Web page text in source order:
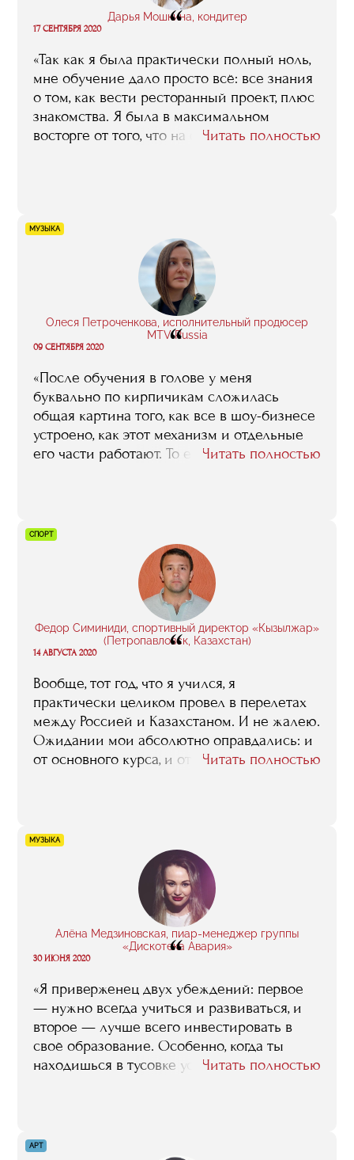
Дарья Мошкина, кондитер
“
17 СЕНТЯБРЯ 2020
«Так как я была практически полный ноль,
мне обучение дало просто всё: все знания
о том, как вести ресторанный проект, плюс
знакомства. Я была в максимальном
восторге от того, что на факультете
очень трезвое, надо сказать. Когда
владеешь реальной информацией, ты уже
не испытываешь восторгов по поводу
владения своим кафе, а максимально
адекватно оцениваешь риски и
соотносишь свои желания с
возможностями».
Читать полностью
МУЗЫКА
Олеся Петроченкова, исполнительный продюсер
MTV Russia
“
09 СЕНТЯБРЯ 2020
«После обучения в голове у меня
буквально по кирпичикам сложилась
общая картина того, как все в шоу-бизнесе
устроено, как этот механизм и отдельные
его части работают. То есть я получила
преподаватели. Потому что все они
практикующие профессионалы, у которых
есть, чему поучиться. Плюс они, как
правило, открытые, коммуникабельные
люди, которые не бегут от ваших вопросов,
а готовы на них отвечать компетентно и
максимально развернуто».
Читать полностью
СПОРТ
Федор Симиниди, спортивный директор «Кызылжар»
(Петропавловск, Казахстан)
“
14 АВГУСТА 2020
Вообще, тот год, что я учился, я
практически целиком провел в перелетах
между Россией и Казахстаном. И не жалею.
Ожидании мои абсолютно оправдались: и
от основного курса, и от стажировки в
порекомендую бизнес-школу, как место, где
человек получит те знания и навыки в
сфере спортивного менеджмента, которые
ему наверняка реально пригодятся.
Читать полностью
МУЗЫКА
Алёна Медзиновская, пиар-менеджер группы
«Дискотека Авария»
“
30 ИЮНЯ 2020
«Я приверженец двух убеждений: первое
— нужно всегда учиться и развиваться, и
второе — лучше всего инвестировать в
своё образование. Особенно, когда ты
находишься в тусовке успешных людей,
что здесь получу то, что мне нужно.
Читать полностью
АРТ